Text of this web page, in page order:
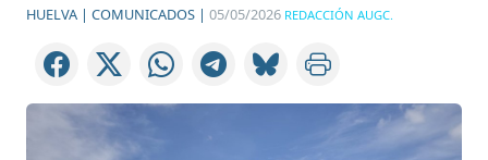
HUELVA | COMUNICADOS | 05/05/2026 REDACCIÓN AUGC.